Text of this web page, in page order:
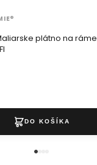
plátno na ráme